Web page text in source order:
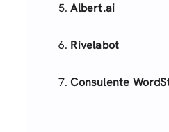
Albert.ai
Rivelabot
Consulente